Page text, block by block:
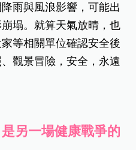
雨與風浪影響，可能出
塌。就算天氣放晴，也
等相關單位確認安全後
觀景冒險，安全，永遠
另一場健康戰爭的